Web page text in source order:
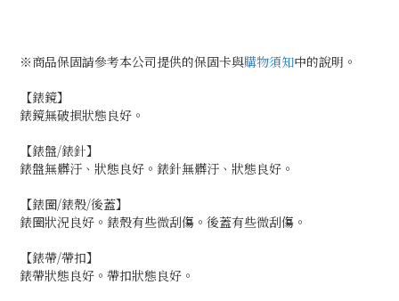
※商品保固請參考本公司提供的保固卡與購物須知中的說明。
【錶鏡】
錶鏡無破損狀態良好。
【錶盤/錶針】
錶盤無髒汙、狀態良好。錶針無髒汙、狀態良好。
【錶圈/錶殼/後蓋】
錶圈狀況良好。錶殼有些微刮傷。後蓋有些微刮傷。
【錶帶/帶扣】
錶帶狀態良好。帶扣狀態良好。